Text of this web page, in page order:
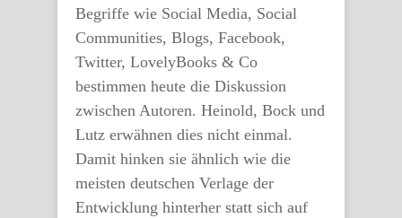
Begriffe wie Social Media, Social
Communities, Blogs, Facebook,
Twitter, LovelyBooks & Co
bestimmen heute die Diskussion
zwischen Autoren. Heinold, Bock und
Lutz erwähnen dies nicht einmal.
Damit hinken sie ähnlich wie die
meisten deutschen Verlage der
Entwicklung hinterher statt sich auf